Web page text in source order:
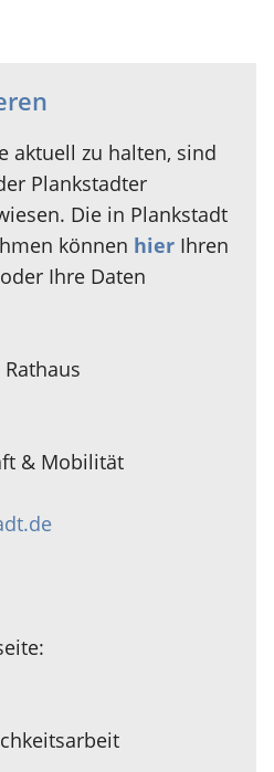
aktuell zu halten, sind
Plankstadter
Die in Plankstadt
können hier Ihren
Ihre Daten
& Mobilität